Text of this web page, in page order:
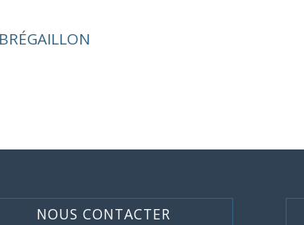
NOUS CONTACTER